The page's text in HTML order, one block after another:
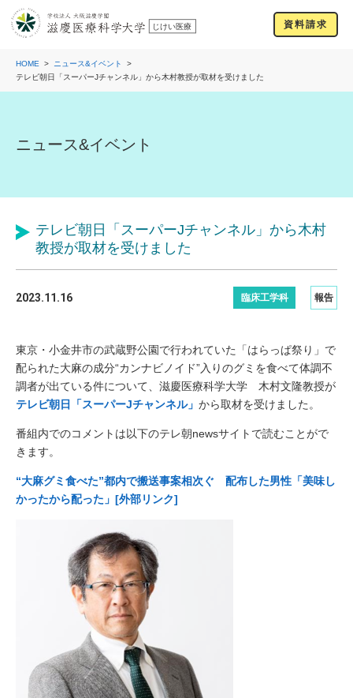
資料請求
HOME
ニュース&イベント
テレビ朝日「スーパーJチャンネル」から木村教授が取材を受けました
ニュース&イベント
テレビ朝日「スーパーJチャンネル」から木村
教授が取材を受けました
2023.11.16 臨床工学科 報告
東京・小金井市の武蔵野公園で行われていた「はらっぱ祭り」で
配られた大麻の成分“カンナビノイド”入りのグミを食べて体調不
調者が出ている件について、滋慶医療科学大学 木村文隆教授が
テレビ朝日「スーパーJチャンネル」 から取材を受けました。
番組内でのコメントは以下のテレ朝newsサイトで読むことがで
きます。
“大麻グミ食べた”都内で搬送事案相次ぐ 配布した男性「美味し
かったから配った」[外部リンク]